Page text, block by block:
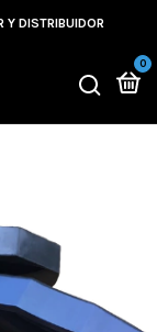
Y DISTRIBUIDOR
0